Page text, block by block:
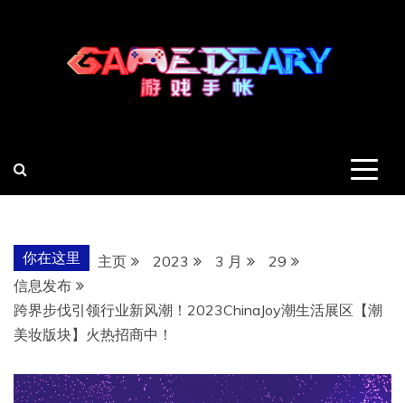
你在这里 主页 2023 3 月
29
信息发布
跨界步伐引领行业新风潮！2023ChinaJoy潮生活展区【潮
美妆版块】火热招商中！